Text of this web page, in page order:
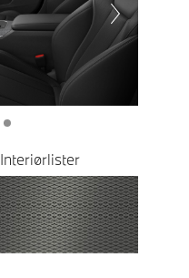
Next
Interiørlister